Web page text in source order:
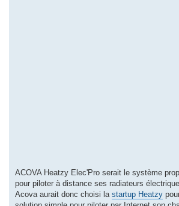
ACOVA Heatzy Elec'Pro serait le système
pour piloter à distance ses radiateurs
Acova aurait donc choisi la startup Heatzy